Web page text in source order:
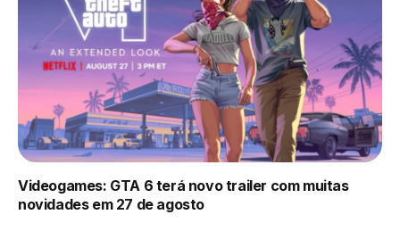
Videogames: GTA 6 terá novo trailer com muitas
novidades em 27 de agosto